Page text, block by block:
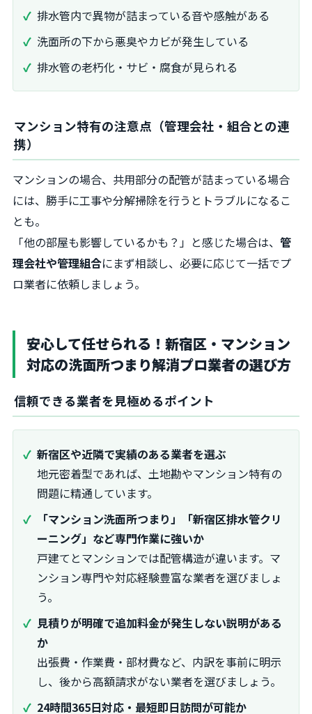
排水管内で異物が詰まっている音や感触がある
洗面所の下から悪臭やカビが発生している
排水管の老朽化・サビ・腐食が見られる
マンション特有の注意点（管理会社・組合との連
携）
マンションの場合、共用部分の配管が詰まっている場合
には、勝手に工事や分解掃除を行うとトラブルになるこ
とも。
「他の部屋も影響しているかも？」と感じた場合は、 管
理会社や管理組合にまず相談し、必要に応じて一括でプ
ロ業者に依頼しましょう。
安心して任せられる！新宿区・マンション
対応の洗面所つまり解消プロ業者の選び方
信頼できる業者を見極めるポイント
新宿区や近隣で実績のある業者を選ぶ
地元密着型であれば、土地勘やマンション特有の
問題に精通しています。
「マンション洗面所つまり」「新宿区排水管クリ
ーニング」など専門作業に強いか
戸建てとマンションでは配管構造が違います。マ
ンション専門や対応経験豊富な業者を選びましょ
う。
見積りが明確で追加料金が発生しない説明がある
か
出張費・作業費・部材費など、内訳を事前に明示
し、後から高額請求がない業者を選びましょう。
24時間365日対応・最短即日訪問が可能か